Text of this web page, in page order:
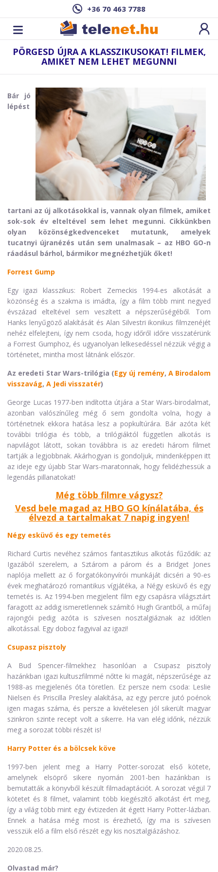
+36 70 463 7788
PÖRGESD ÚJRA A KLASSZIKUSOKAT! FILMEK,
AMIKET NEM LEHET MEGUNNI
Bár jó
lépést
tartani az új alkotásokkal is, vannak olyan filmek, amiket
sok-sok év elteltével sem lehet megunni. Cikkünkben
olyan közönségkedvenceket mutatunk, amelyek
tucatnyi újranézés után sem unalmasak – az HBO GO-n
ráadásul bárhol, bármikor megnézhetjük őket!
Forrest Gump
Egy igazi klasszikus: Robert Zemeckis 1994-es alkotását a
közönség és a szakma is imádta, így a film több mint negyed
évszázad elteltével sem veszített a népszerűségéből. Tom
Hanks lenyűgöző alakítását és Alan Silvestri ikonikus filmzenéjét
nehéz elfelejteni, így nem csoda, hogy időről időre visszatérünk
a Forrest Gumphoz, és ugyanolyan lelkesedéssel nézzük végig a
történetet, mintha most látnánk először.
Az eredeti Star Wars-trilógia (Egy új remény, A Birodalom
visszavág, A Jedi visszatér)
George Lucas 1977-ben indította útjára a Star Wars-birodalmat,
azonban valószínűleg még ő sem gondolta volna, hogy a
történetnek ekkora hatása lesz a popkultúrára. Bár azóta két
további trilógia és több, a trilógiáktól független alkotás is
napvilágot látott, sokan továbbra is az eredeti három filmet
tartják a legjobbnak. Akárhogyan is gondoljuk, mindenképpen itt
az ideje egy újabb Star Wars-maratonnak, hogy felidézhessük a
legendás pillanatokat!
Még több filmre vágysz?
Vesd bele magad az HBO GO kínálatába, és
élvezd a tartalmakat 7 napig ingyen!
Négy esküvő és egy temetés
Richard Curtis nevéhez számos fantasztikus alkotás fűződik: az
Igazából szerelem, a Sztárom a párom és a Bridget Jones
naplója mellett az ő forgatókönyvírói munkáját dicséri a 90-es
évek meghatározó romantikus vígjátéka, a Négy esküvő és egy
temetés is. Az 1994-ben megjelent film egy csapásra világsztárt
faragott az addig ismeretlennek számító Hugh Grantből, a műfaj
rajongói pedig azóta is szívesen nosztalgiáznak az időtlen
alkotással. Egy doboz fagyival az igazi!
Csupasz pisztoly
A Bud Spencer-filmekhez hasonlóan a Csupasz pisztoly
hazánkban igazi kultuszfilmmé nőtte ki magát, népszerűsége az
1988-as megjelenés óta töretlen. Ez persze nem csoda: Leslie
Nielsen és Priscilla Presley alakítása, az egy percre jutó poénok
igen magas száma, és persze a kivételesen jól sikerült magyar
szinkron szinte recept volt a sikerre. Ha van elég időnk, nézzük
meg a sorozat többi részét is!
Harry Potter és a bölcsek köve
1997-ben jelent meg a Harry Potter-sorozat első kötete,
amelynek elsöprő sikere nyomán 2001-ben hazánkban is
bemutatták a könyvből készült filmadaptációt. A sorozat végül 7
kötetet és 8 filmet, valamint több kiegészítő alkotást ért meg,
így a világ több mint egy évtizeden át égett Harry Potter-lázban.
Ennek a hatása még most is érezhető, így ma is szívesen
vesszük elő a film első részét egy kis nosztalgiázáshoz.
2020.08.25.
Olvastad már?